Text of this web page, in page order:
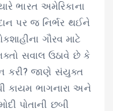
ભારત અમેરિકાના
પર જ નિર્ભર થઈને
ગૌરવ માટે
સવાલ ઉઠાવે છે કે
કરી? જાણે સંયુક્ત
કાયમ ભાગનારા અને
પોતાની છબી